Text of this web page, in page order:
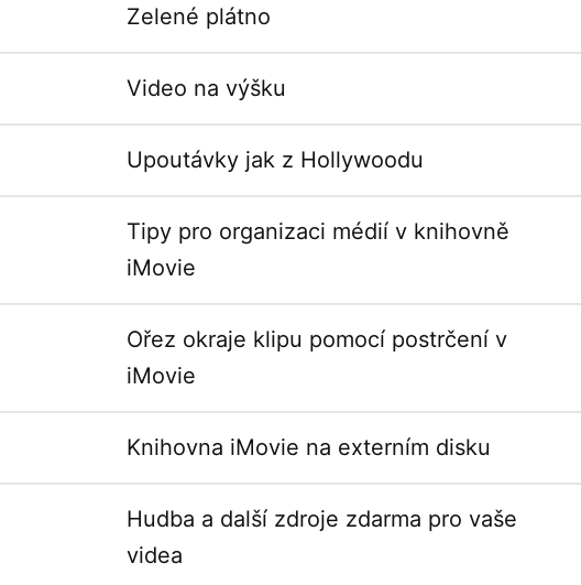
Zelené plátno
Video na výšku
Upoutávky jak z Hollywoodu
Tipy pro organizaci médií v knihovně
iMovie
Ořez okraje klipu pomocí postrčení v
iMovie
Knihovna iMovie na externím disku
Hudba a další zdroje zdarma pro vaše
videa